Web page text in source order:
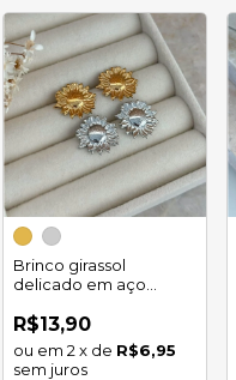
Brinco girassol
delicado em aço
R$13,90
2 x de R$6,95
sem juros